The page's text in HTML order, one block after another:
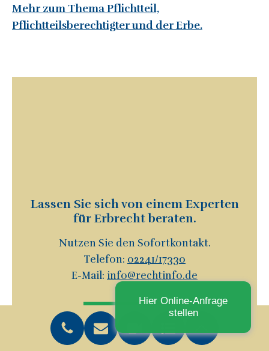
Mehr zum Thema Pflichtteil,
Pflichtteilsberechtigter und der Erbe.
Lassen Sie sich von einem Experten
für Erbrecht beraten.
Nutzen Sie den Sofortkontakt.
Telefon: 02241/17330
E-Mail: info@rechtinfo.de
Sofortkontakt
Hier Online-Anfrage
stellen